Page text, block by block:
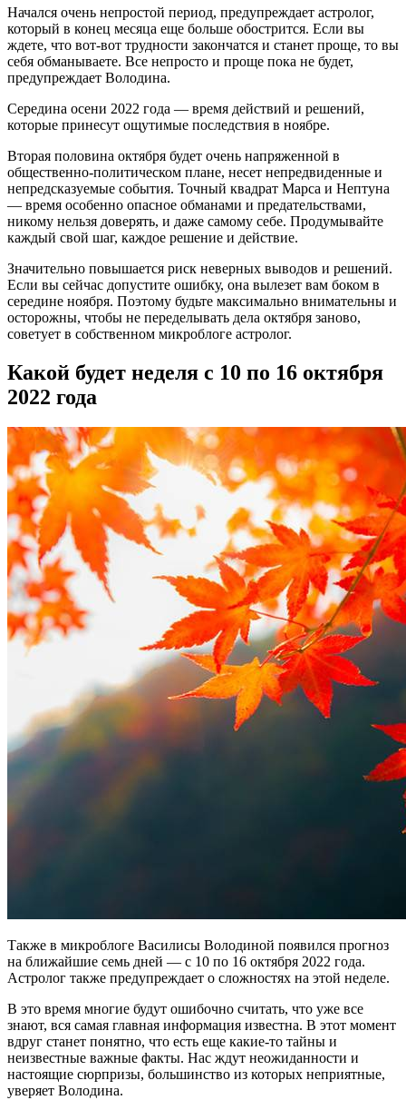
Начался очень непростой период, предупреждает астролог,
который в конец месяца еще больше обострится. Если вы
ждете, что вот-вот трудности закончатся и станет проще, то вы
себя обманываете. Все непросто и проще пока не будет,
предупреждает Володина.
Середина осени 2022 года — время действий и решений,
которые принесут ощутимые последствия в ноябре.
Вторая половина октября будет очень напряженной в
общественно-политическом плане, несет непредвиденные и
непредсказуемые события. Точный квадрат Марса и Нептуна
— время особенно опасное обманами и предательствами,
никому нельзя доверять, и даже самому себе. Продумывайте
каждый свой шаг, каждое решение и действие.
Значительно повышается риск неверных выводов и решений.
Если вы сейчас допустите ошибку, она вылезет вам боком в
середине ноября. Поэтому будьте максимально внимательны и
осторожны, чтобы не переделывать дела октября заново,
советует в собственном микроблоге астролог.
Какой будет неделя с 10 по 16 октября
2022 года
Также в микроблоге Василисы Володиной появился прогноз
на ближайшие семь дней — с 10 по 16 октября 2022 года.
Астролог также предупреждает о сложностях на этой неделе.
В это время многие будут ошибочно считать, что уже все
знают, вся самая главная информация известна. В этот момент
вдруг станет понятно, что есть еще какие-то тайны и
неизвестные важные факты. Нас ждут неожиданности и
настоящие сюрпризы, большинство из которых неприятные,
уверяет Володина.